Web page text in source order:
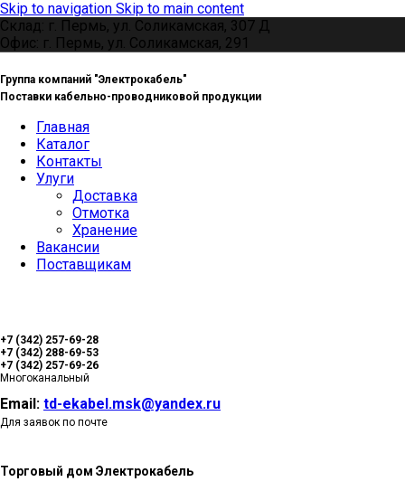
Skip to navigation Skip to main content
Склад: г. Пермь, ул. Соликамская, 307 Д
Офис: г. Пермь, ул. Соликамская, 291
Группа компаний "Электрокабель"
Поставки кабельно-проводниковой продукции
Главная
Каталог
Контакты
Улуги
Доставка
Отмотка
Хранение
Вакансии
Поставщикам
+7 (342) 257-69-28
+7 (342) 288-69-53
+7 (342) 257-69-26
Многоканальный
Email: td-ekabel.msk@yandex.ru
Для заявок по почте
Торговый дом Электрокабель